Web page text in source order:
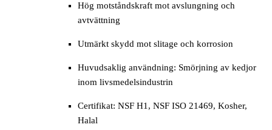
Hög motståndskraft mot avslungning och
avtvättning
Utmärkt skydd mot slitage och korrosion
Huvudsaklig användning: Smörjning av kedjor
inom livsmedelsindustrin
Certifikat: NSF H1, NSF ISO 21469, Kosher,
Halal